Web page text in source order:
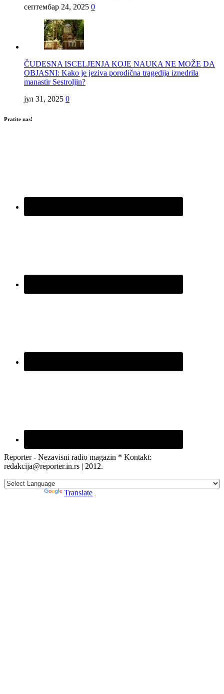
септембар 24, 2025 0
ČUDESNA ISCELJENJA KOJE NAUKA NE MOŽE DA
OBJASNI: Kako je jeziva porodična tragedija iznedrila
manastir Sestroljin?
јул 31, 2025 0
Pratite nas!
Reporter - Nezavisni radio magazin * Kontakt:
redakcija@reporter.in.rs | 2012.
Translate